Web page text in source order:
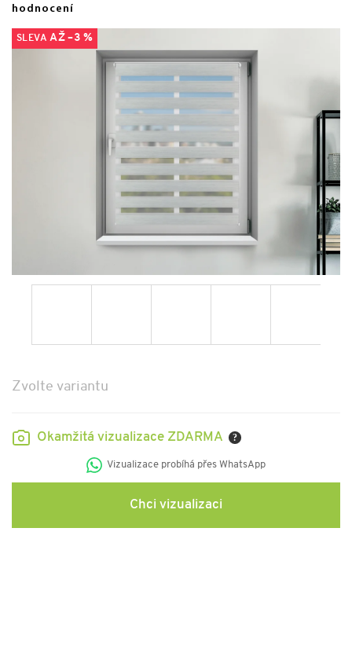
hodnocení
AŽ –3 %
Zvolte variantu
Okamžitá vizualizace ZDARMA ?
Vizualizace probíhá přes WhatsApp
Chci vizualizaci